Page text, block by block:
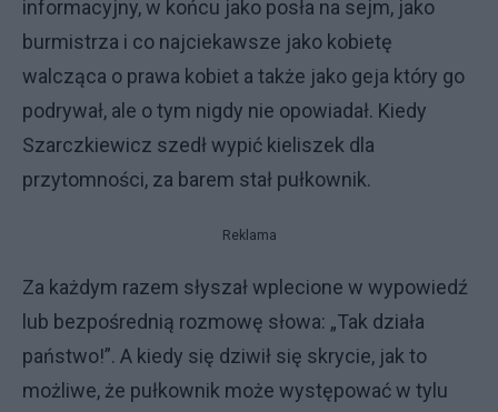
informacyjny, w końcu jako posła na sejm, jako
burmistrza i co najciekawsze jako kobietę
walcząca o prawa kobiet a także jako geja który go
podrywał, ale o tym nigdy nie opowiadał. Kiedy
Szarczkiewicz szedł wypić kieliszek dla
przytomności, za barem stał pułkownik.
Reklama
Za każdym razem słyszał wplecione w wypowiedź
lub bezpośrednią rozmowę słowa: „Tak działa
państwo!”. A kiedy się dziwił się skrycie, jak to
możliwe, że pułkownik może występować w tylu